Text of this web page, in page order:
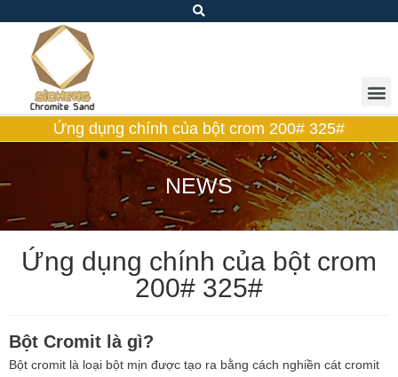
Ứng dụng chính của bột crom 200# 325#
NEWS
Ứng dụng chính của bột crom
200# 325#
Bột Cromit là gì?
Bột cromit là loại bột mịn được tạo ra bằng cách nghiền cát cromit